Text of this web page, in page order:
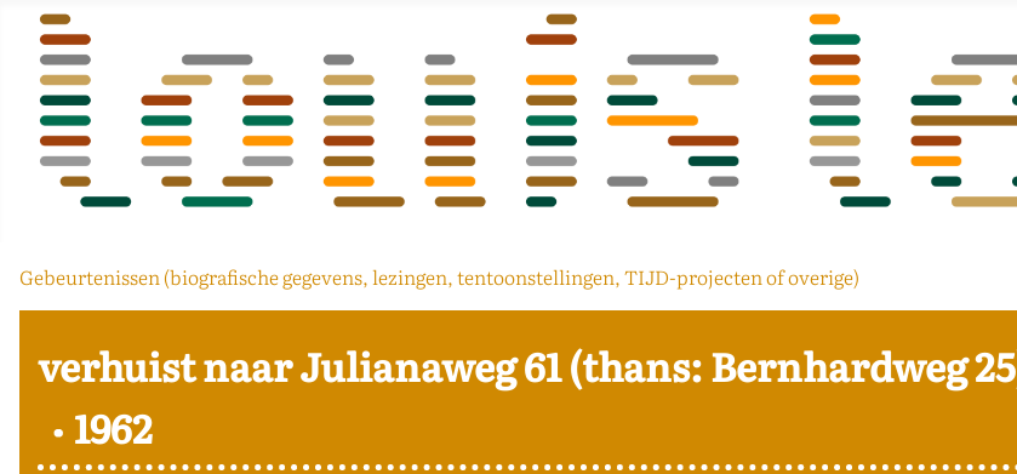
Gebeurtenissen (biografische gegevens, lezingen, tentoonstellingen, TIJD-projecten of overige)
verhuist naar Julianaweg 61 (thans: Bernhardweg
1962